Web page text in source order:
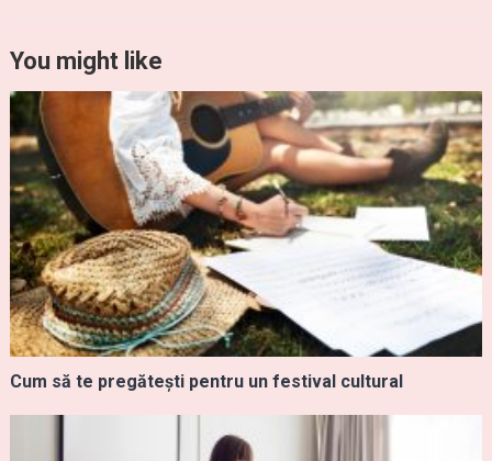
You might like
Cum să te pregătești pentru un festival cultural